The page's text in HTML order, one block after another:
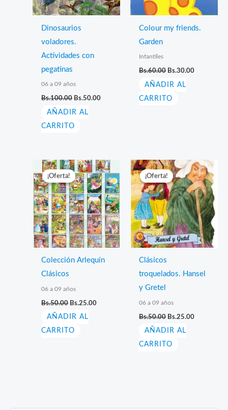
Dinosaurios
voladores.
Actividades con
pegatinas
06 a 09 años
Bs.100.00 El
original
Bs.100.00.
Bs.50.00
AÑADIR AL
CARRITO
Colour my friends.
Garden
Infantiles
Bs.60.00 El
original
Bs.60.00.
Bs.30.00
AÑADIR AL
CARRITO
¡Oferta!
¡Oferta!
Colección Arlequín
Clásicos
06 a 09 años
Bs.50.00 El
original
Bs.50.00.
Bs.25.00
AÑADIR AL
CARRITO
¡Oferta!
¡Oferta!
Clásicos
troquelados. Hansel
y Gretel
06 a 09 años
Bs.50.00 El
original
Bs.50.00.
Bs.25.00
AÑADIR AL
CARRITO